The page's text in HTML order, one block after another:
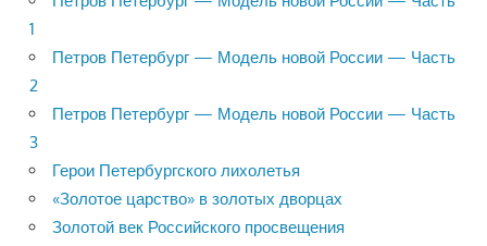
1
Петров Петербург — Модель новой России — Часть
2
Петров Петербург — Модель новой России — Часть
3
Герои Петербургского лихолетья
«Золотое царство» в золотых дворцах
Золотой век Российского просвещения